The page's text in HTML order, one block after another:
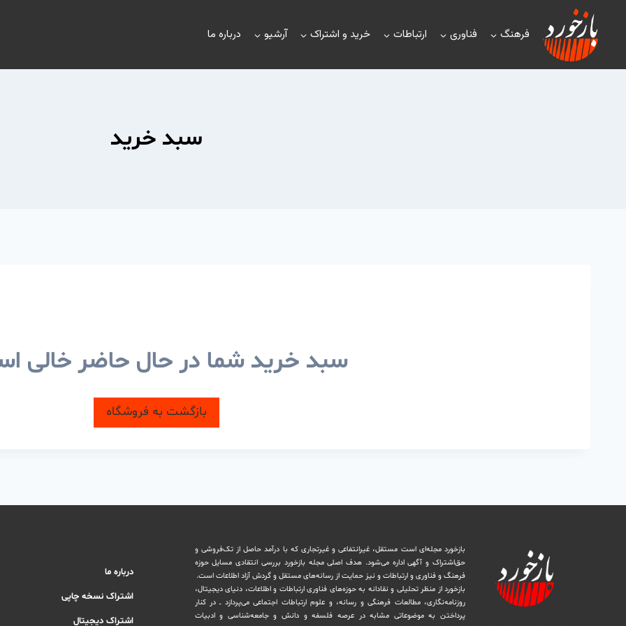
فرهنگ فناوری ارتباطات خرید و اشتراک آرشیو درباره ما
سبد خرید
سبد خرید شما در حال حاضر خالی
بازگشت به فروشگاه
بازخورد مجله‌ای است مستقل، غیرانتفاعی و غیرتجاری که با درآمد حاصل از تک‌فروشی و
حق‌اشتراک و آگهی اداره می‌شود. ‏هدف اصلی مجله بازخورد بررسی انتقادی مسایل حوزه
فرهنگ و فناوری و ارتباطات و نیز حمایت از رسانه‌های مستقل و‌ گردش ‏آزاد اطلاعات است.
بازخورد از منظر تحلیلی و نقادانه به حوزه‌های فناوری ارتباطات و اطلاعات، دنیای دیجیتال،
روزنامه‌نگاری، ‏مطالعات فرهنگی و رسانه، و علوم ارتباطات اجتماعی می‌پردازد ــ در کنار
پرداختن به موضوعاتی مشابه در عرصه فلسفه و دانش و ‏جامعه‌شناسی و ادبیات
درباره ما
اشتراک نسخه چاپی
اشتراک دیجیتال